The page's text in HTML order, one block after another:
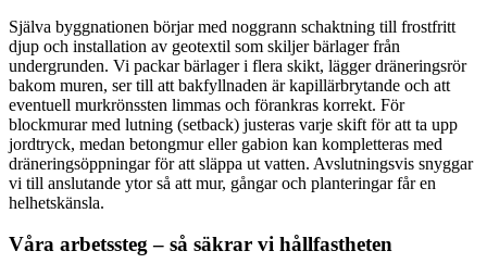
Själva byggnationen börjar med noggrann schaktning till frostfritt
djup och installation av geotextil som skiljer bärlager från
undergrunden. Vi packar bärlager i flera skikt, lägger dräneringsrör
bakom muren, ser till att bakfyllnaden är kapillärbrytande och att
eventuell murkrönssten limmas och förankras korrekt. För
blockmurar med lutning (setback) justeras varje skift för att ta upp
jordtryck, medan betongmur eller gabion kan kompletteras med
dräneringsöppningar för att släppa ut vatten. Avslutningsvis snyggar
vi till anslutande ytor så att mur, gångar och planteringar får en
helhetskänsla.
Våra arbetssteg – så säkrar vi hållfastheten